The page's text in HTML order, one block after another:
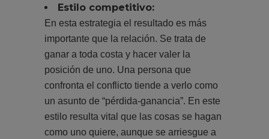
Estilo competitivo:
En esta estrategia el resultado es más
importante que la relación. Se trata de
ganar a toda costa y hacer valer la
posición de uno. Una persona que
confronta el conflicto tiende a verlo como
un asunto de “pérdida-ganancia”. En este
estilo resulta vital que las cosas se hagan
como uno quiere, aunque se arriesgue a